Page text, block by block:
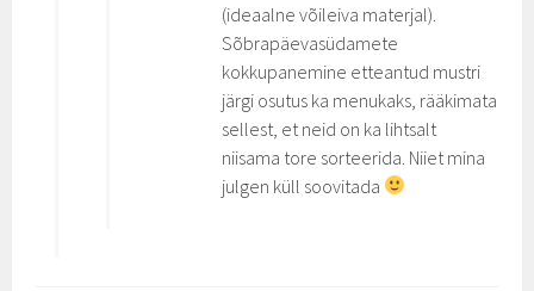
(ideaalne võileiva materjal).
Sõbrapäevasüdamete
kokkupanemine etteantud mustri
järgi osutus ka menukaks, rääkimata
sellest, et neid on ka lihtsalt
niisama tore sorteerida. Niiet mina
julgen küll soovitada